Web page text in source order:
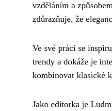
vzděláním a
zdůrazňuje, že
Ve své práci se
trendy a dokáže je
kombinovat klasické
Jako editorka je